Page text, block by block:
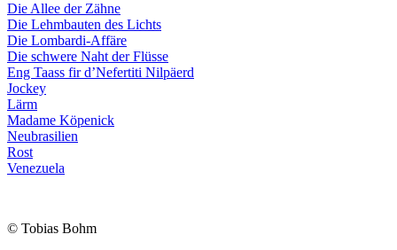
Die Allee der Zähne
Die Lehmbauten des Lichts
Die Lombardi-Affäre
Die schwere Naht der Flüsse
Eng Taass fir d’Nefertiti Nilpäerd
Jockey
Lärm
Madame Köpenick
Neubrasilien
Rost
Venezuela
© Tobias Bohm